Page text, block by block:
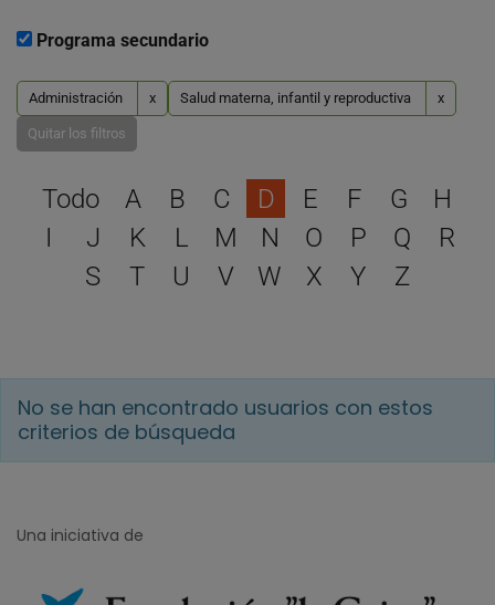
Programa secundario
Administración x Salud materna, infantil y reproductiva x
Quitar los filtros
Selecciona una letra
Todo A B C D E F G
H
I
J K L M N O P Q
R
S
T U V W X Y Z
No se han encontrado usuarios con estos
criterios de búsqueda
Una iniciativa de